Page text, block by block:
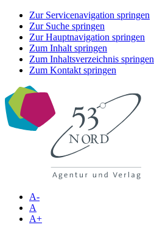
Zur Servicenavigation springen
Zur Suche springen
Zur Hauptnavigation springen
Zum Inhalt springen
Zum Inhaltsverzeichnis springen
Zum Kontakt springen
A-
A
A+